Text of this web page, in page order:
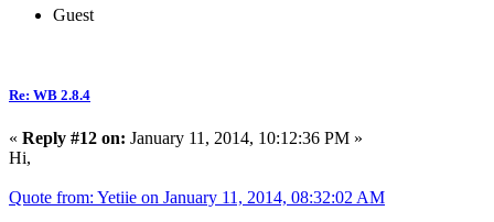
Guest
Re: WB 2.8.4
« Reply #12 on: January 11, 2014, 10:12:36 PM »
Hi,
Quote from: Yetiie on January 11, 2014, 08:32:02 AM